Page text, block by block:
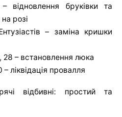
відновлення бруківки та
розі
– заміна кришки
– встановлення люка
– ліквідація провалля
відбивні: простий та